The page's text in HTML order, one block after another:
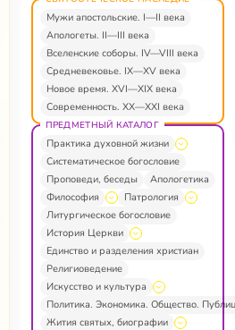
Мужи апостольские. I—II века
Апологеты. II—III века
Вселенские соборы. IV—VIII века
Средневековье. IX—XV века
Новое время. XVI—XIX века
Современность. XX—XXI века
ПРЕДМЕТНЫЙ КАТАЛОГ
Практика духовной жизни
Систематическое богословие
Проповеди, беседы
Апологетика
Философия
Патрология
Литургическое богословие
История Церкви
Единство и разделения христиан
Религиоведение
Искусство и культура
Политика. Экономика. Общество.
Жития святых, биографии